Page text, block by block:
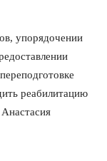
упорядочении
реабилитацию